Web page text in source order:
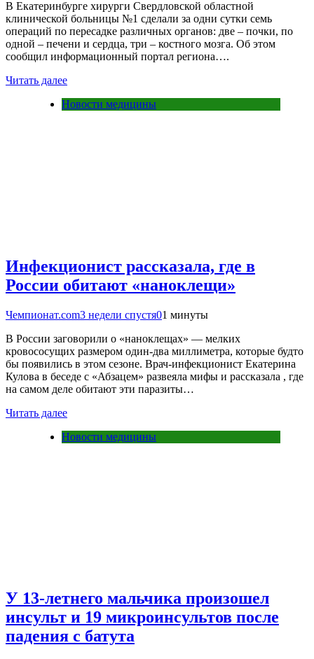
В Екатеринбурге хирурги Свердловской областной
клинической больницы №1 сделали за одни сутки семь
операций по пересадке различных органов: две – почки, по
одной – печени и сердца, три – костного мозга. Об этом
сообщил информационный портал региона….
Читать далее
Новости медицины
Инфекционист рассказала, где в
России обитают «наноклещи»
Чемпионат.com3 недели спустя01 минуты
В России заговорили о «наноклещах» — мелких
кровососущих размером один-два миллиметра, которые будто
бы появились в этом сезоне. Врач-инфекционист Екатерина
Кулова в беседе с «Абзацем» развеяла мифы и рассказала , где
на самом деле обитают эти паразиты…
Читать далее
Новости медицины
У 13-летнего мальчика произошел
инсульт и 19 микроинсультов после
падения с батута